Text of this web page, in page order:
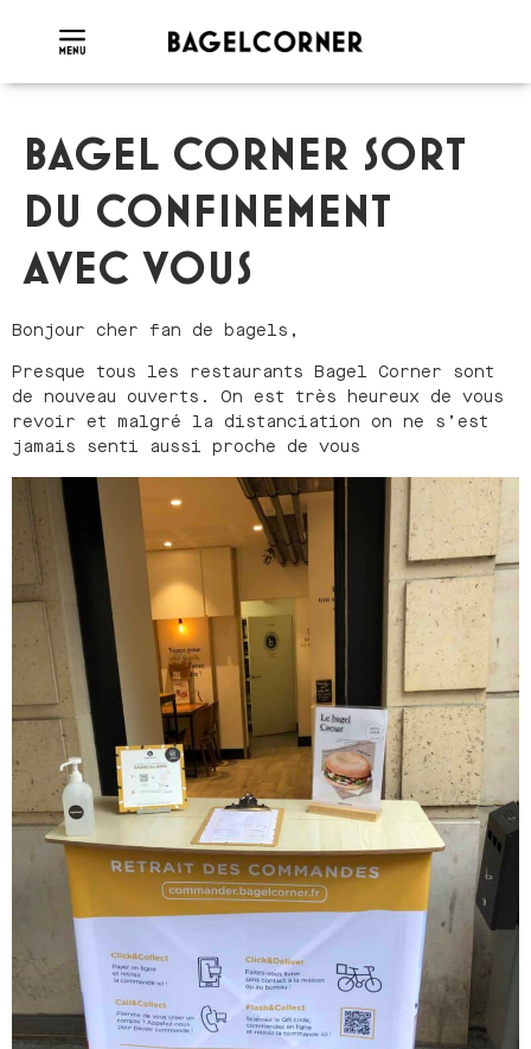
BAGEL CORNER SORT
DU CONFINEMENT
AVEC VOUS
Bonjour cher fan de bagels,
Presque tous les restaurants Bagel Corner sont
de nouveau ouverts. On est très heureux de vous
revoir et malgré la distanciation on ne s’est
jamais senti aussi proche de vous